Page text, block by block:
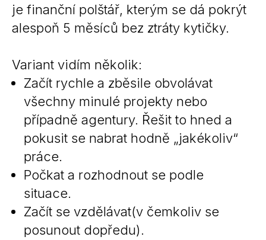
je finanční polštář, kterým se dá pokrýt
alespoň 5 měsíců bez ztráty kytičky.
Variant vidím několik:
Začít rychle a zběsile obvolávat
všechny minulé projekty nebo
případně agentury. Řešit to hned a
pokusit se nabrat hodně „jakékoliv“
práce.
Počkat a rozhodnout se podle
situace.
Začít se vzdělávat(v čemkoliv se
posunout dopředu).